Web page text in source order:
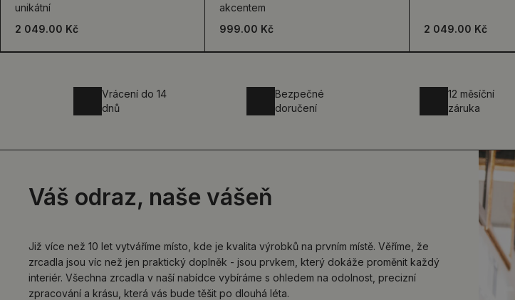
unikátní
2 049.00 Kč
akcentem
999.00 Kč
2 049.00 Kč
Vrácení do 14
dnů
Bezpečné
doručení
12 měsíční
záruka
Váš odraz, naše vášeň
Již více než 10 let vytváříme místo, kde je kvalita výrobků na prvním místě. Věříme, že
zrcadla jsou víc než jen praktický doplněk - jsou prvkem, který dokáže proměnit každý
interiér. Všechna zrcadla v naší nabídce vybíráme s ohledem na odolnost, precizní
zpracování a krásu, která vás bude těšit po dlouhá léta.